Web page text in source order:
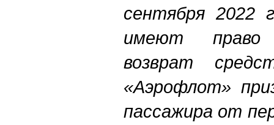
сентября 2022
имеют право
возврат
«Аэрофлот»
пассажира от